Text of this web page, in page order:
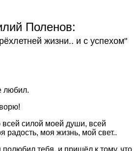
Поленов:
жизни.. и с успехом"
любил.
силой моей души, всей
радость, моя жизнь, мой свет..
полюбил тебя, и пришёл к тому, что